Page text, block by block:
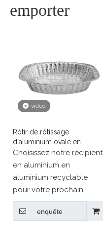
emporter
vidéo
Rôtir de rôtissage
d'aluminium ovale en
aluminium ovale extra-large
pour la dinde
Choisissez notre récipient
en aluminium en
aluminium recyclable
pour votre prochain
événement - notre grand
design ovale est parfait
enquête